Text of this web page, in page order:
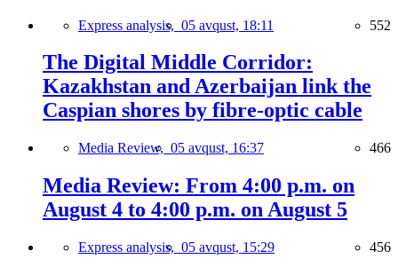
Express analysis, 05 avqust, 18:11 552
The Digital Middle Corridor:
Kazakhstan and Azerbaijan link the
Caspian shores by fibre-optic cable
Media Review, 05 avqust, 16:37 466
Media Review: From 4:00 p.m. on
August 4 to 4:00 p.m. on August 5
Express analysis, 05 avqust, 15:29 456